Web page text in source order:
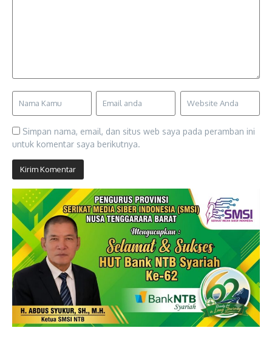
Simpan nama, email, dan situs web saya pada peramban ini
untuk komentar saya berikutnya.